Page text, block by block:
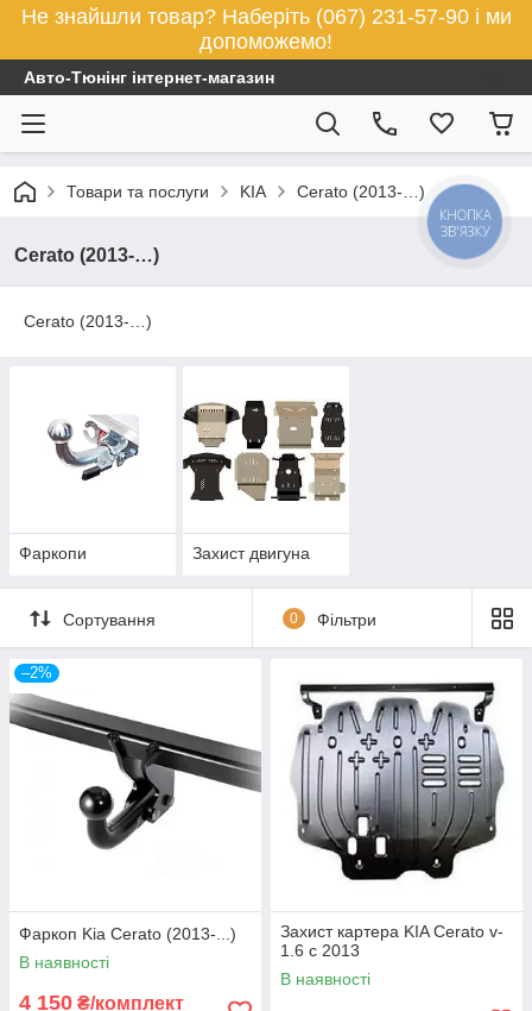
Не знайшли товар? Наберіть (067) 231-57-90 і ми
допоможемо!
Авто-Тюнінг інтернет-магазин
Товари та послуги KIA Cerato (2013-…)
Cerato (2013-…)
Cerato (2013-…)
Фаркопи Захист двигуна
Сортування 0 Фільтри
–2%
Фаркоп Kia Cerato (2013-...)
В наявності
4 150 ₴/комплект
Захист картера KIA Cerato v-
1.6 c 2013
В наявності
КНОПКА
ЗВ'ЯЗКУ